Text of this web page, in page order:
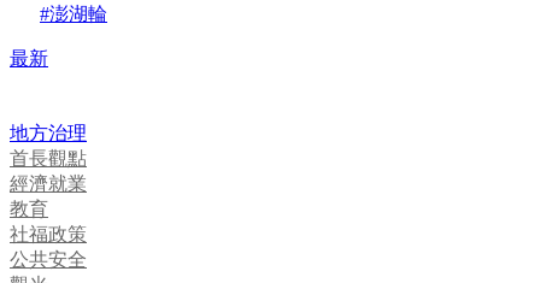
#澎湖輪
最新
地方治理
首長觀點
經濟就業
教育
社福政策
公共安全